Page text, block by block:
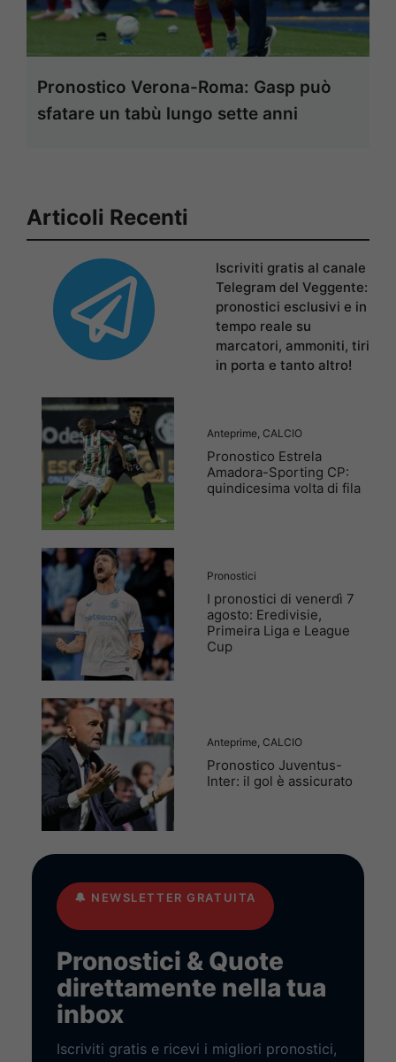
Pronostico Verona-Roma: Gasp può
sfatare un tabù lungo sette anni
Articoli Recenti
Iscriviti gratis al canale
Telegram del Veggente:
pronostici esclusivi e in
tempo reale su
marcatori, ammoniti, tiri
in porta e tanto altro!
Anteprime, CALCIO
Pronostico Estrela
Amadora-Sporting CP:
quindicesima volta di fila
Pronostici
I pronostici di venerdì 7
agosto: Eredivisie,
Primeira Liga e League
Cup
Anteprime, CALCIO
Pronostico Juventus-
Inter: il gol è assicurato
🔔 NEWSLETTER GRATUITA
Pronostici & Quote
direttamente nella tua
inbox
Iscriviti gratis e ricevi i migliori pronostici,